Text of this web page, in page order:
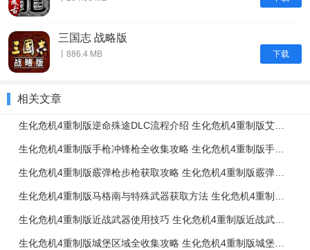
下载
三国志 战略版
丨886.4 MB
相关文章